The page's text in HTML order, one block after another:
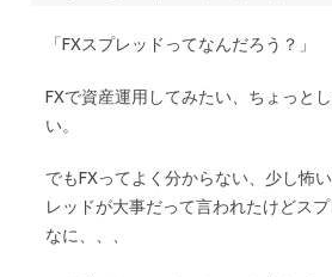
「FXスプレッドってなんだろう？」
FXで資産運用してみたい、ちょっと
い。
でもFXってよく分からない、少し怖
レッドが大事だって言われたけどス
なに、、、